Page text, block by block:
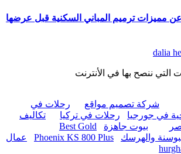
مميزات ترميم المباني السكنية قبل عرضها
dalia
ننصح بها في الأنترنت
شركة تصميم مواقع
رحلات في
في جورجيا رحلات في تركيا
تكاليف
بيوت جاهزة
Best Gold
والهرسك Phoenix KS 800 Plus
عمال